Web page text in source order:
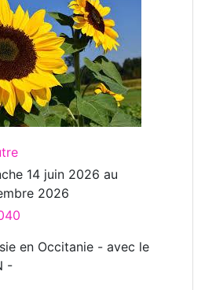
14 juin 2026 au
2026
en Occitanie - avec le
-